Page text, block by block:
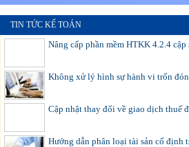
TIN TỨC KẾ TOÁN
Nâng cấp phần mềm HTKK 4.2.4 cập
Không xử lý hình sự hành vi trốn
Cập nhật thay đổi về giao dịch thuế
Hướng dẫn phân loại tài sản cố định